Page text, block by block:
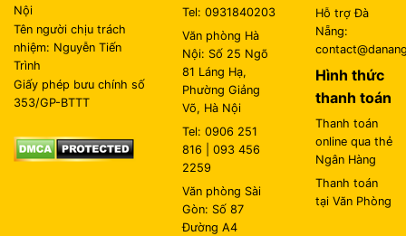
Nội
Tên người chịu trách
nhiệm: Nguyễn Tiến
Trình
Giấy phép bưu chính số
353/GP-BTTT
Tel: 0931840203
Văn phòng Hà
Nội: Số 25 Ngõ
81 Láng Hạ,
Phường Giảng
Võ, Hà Nội
Tel: 0906 251
816 | 093 456
2259
Văn phòng Sài
Gòn: Số 87
Đường A4
Hỗ trợ Đà
Nẵng:
Hình thức
thanh toán
Thanh toán
online qua thẻ
Ngân Hàng
Thanh toán
tại Văn Phòng